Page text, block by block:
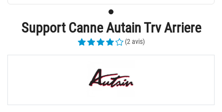
Support Canne Autain Trv Arriere
(2 avis)